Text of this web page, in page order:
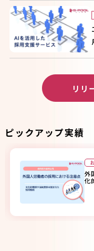
リリ
ピックアップ実績
外
化